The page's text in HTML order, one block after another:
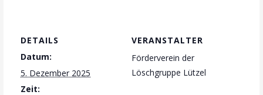
DETAILS
Datum:
5. Dezember 2025
Zeit:
VERANSTALTER
Förderverein der
Löschgruppe Lützel